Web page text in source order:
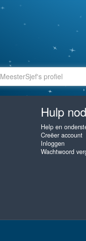
MeesterSjef's profiel
Hulp
Help en
Creëer account
Inloggen
Wachtwoord